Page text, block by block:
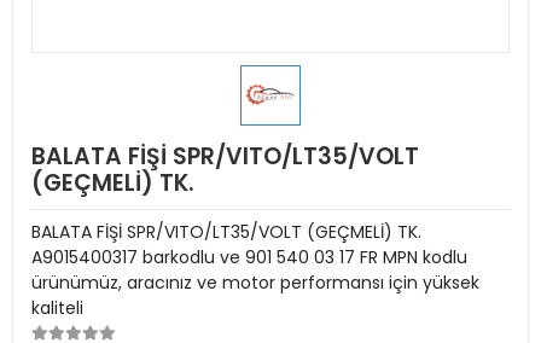
BALATA FİŞİ SPR/VITO/LT35/VOLT
(GEÇMELİ) TK.
BALATA FİŞİ SPR/VITO/LT35/VOLT (GEÇMELİ) TK.
A9015400317 barkodlu ve 901 540 03 17 FR MPN kodlu
ürünümüz, aracınız ve motor performansı için yüksek
kaliteli